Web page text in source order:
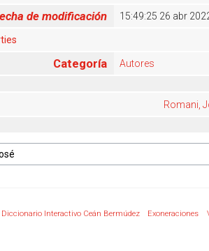
de modificación 15:49:25 26 abr
Categoría Autores
Romani,
Diccionario Interactivo Ceán Bermúdez Exoneraciones